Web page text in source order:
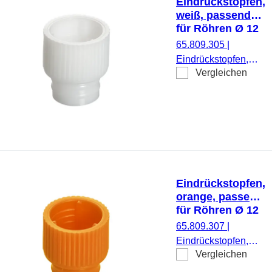
weiß, passend
für Röhren Ø 12
mm
65.809.305
Eindrückstopfen,
weiß, passend für
Vergleichen
Eindrückstopfen,
orange, passend
für Röhren Ø 12
mm
65.809.307
Eindrückstopfen,
orange, passend für
Vergleichen